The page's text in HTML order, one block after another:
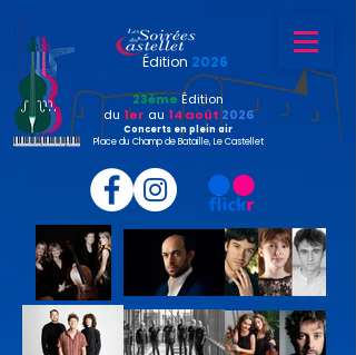
Édition 2026
23èmeÉdition
du 1er au 14 août2026
Concerts en plein air
Place du Champ de Bataille, Le Castellet